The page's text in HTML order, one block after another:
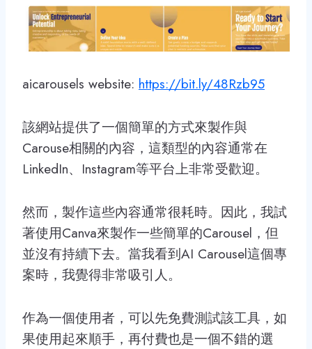
aicarousels website: https://bit.ly/48Rzb95
該網站提供了一個簡單的方式來製作與
Carouse相關的內容，這類型的內容通常在
LinkedIn、Instagram等平台上非常受歡迎。
然而，製作這些內容通常很耗時。因此，我試
著使用Canva來製作一些簡單的Carousel，但
並沒有持續下去。當我看到AI Carousel這個專
案時，我覺得非常吸引人。
作為一個使用者，可以先免費測試該工具，如
果使用起來順手，再付費也是一個不錯的選